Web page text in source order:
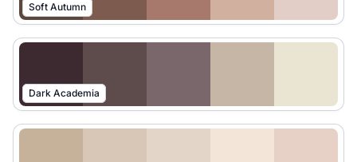
Soft Autumn
Dark Academia